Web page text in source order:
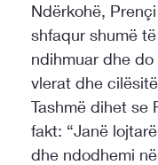
Ndërkohë,
shfaqur shumë
ndihmuar dhe
vlerat dhe
Tashmë dihet se
fakt: “Janë
dhe ndodhemi